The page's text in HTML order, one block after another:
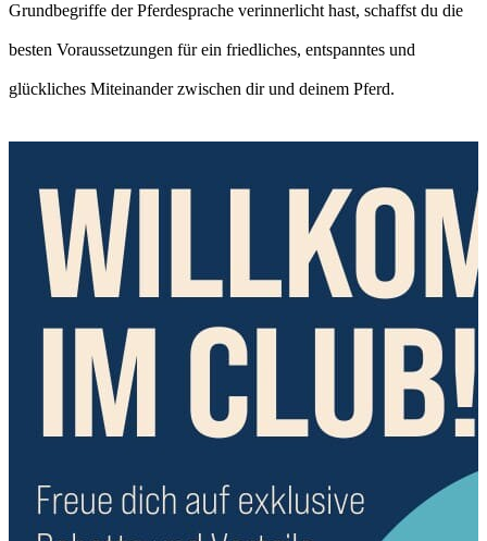
Grundbegriffe der Pferdesprache verinnerlicht hast, schaffst du die
besten Voraussetzungen für ein friedliches, entspanntes und
glückliches Miteinander zwischen dir und deinem Pferd.